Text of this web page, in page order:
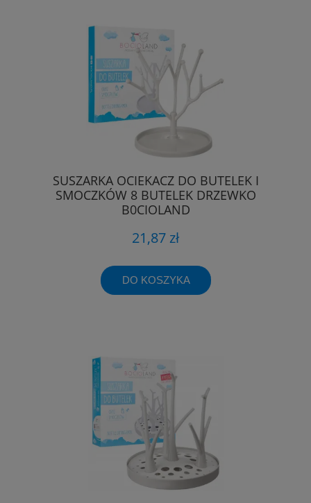
SUSZARKA OCIEKACZ DO BUTELEK I
SMOCZKÓW 8 BUTELEK DRZEWKO
B0CIOLAND
21,87 zł
DO KOSZYKA